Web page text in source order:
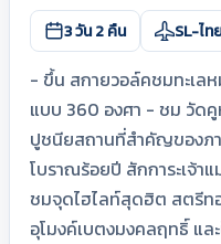
3 วัน 2 คืน SL-ไท
- ขึ้น สกายวอล์คชมทะเลห
แบบ 360 องศา - ชม วัด
ปูชนียสถานที่สำคัญของภ
โบราณร้อยปี สักการะเจ้า
ชมจุดไฮไลท์สุดฮิต สตรีท
อุโมงค์เบตงมงคลฤทธิ์ แ